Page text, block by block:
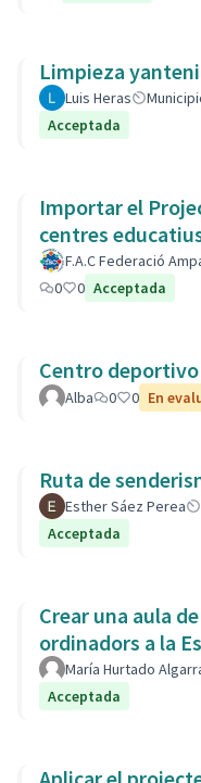
Limpieza
Luis Heras
Acceptada
Importar el
centres
F.A.C Federació
0
0 Acceptada
Centro
Alba 0 0 En
Ruta de
Esther Sáez Perea
Acceptada
Crear una aula
ordinadors a la
María Hurtado
Acceptada